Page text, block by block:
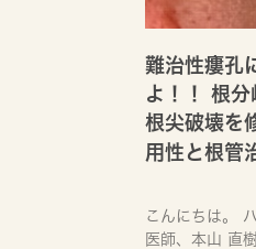
難治性瘻孔
よ！！ 根分
根尖破壊を
用性と根管
こんにちは。
医師、本山 直